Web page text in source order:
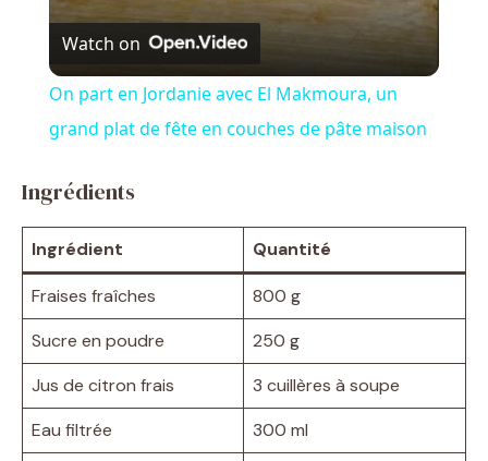
V
i
e
o
Watch on
On part en Jordanie avec El Makmoura, un
grand plat de fête en couches de pâte maison
Ingrédients
Ingrédient Quantité
Fraises fraîches
800 g
Sucre en poudre
250 g
Jus de citron frais
3 cuillères à soupe
Eau filtrée
300 ml